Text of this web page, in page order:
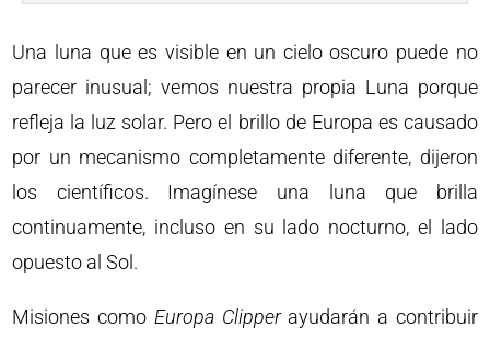
Una luna que es visible en un cielo oscuro puede no
parecer inusual; vemos nuestra propia Luna porque
refleja la luz solar. Pero el brillo de Europa es causado
por un mecanismo completamente diferente, dijeron
los científicos. Imagínese una luna que brilla
continuamente, incluso en su lado nocturno, el lado
opuesto al Sol.
Misiones como Europa Clipperayudarán a contribuir